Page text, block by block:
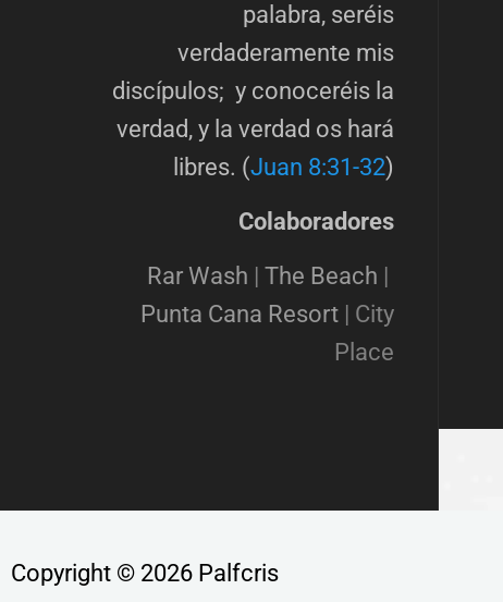
palabra, seréis
verdaderamente mis
discípulos; y conoceréis la
verdad, y la verdad os hará
libres. (Juan 8:31-32)
Colaboradores
Rar Wash
The Beach
Punta Cana Resort| City
Place
Copyright © 2026 Palfcris